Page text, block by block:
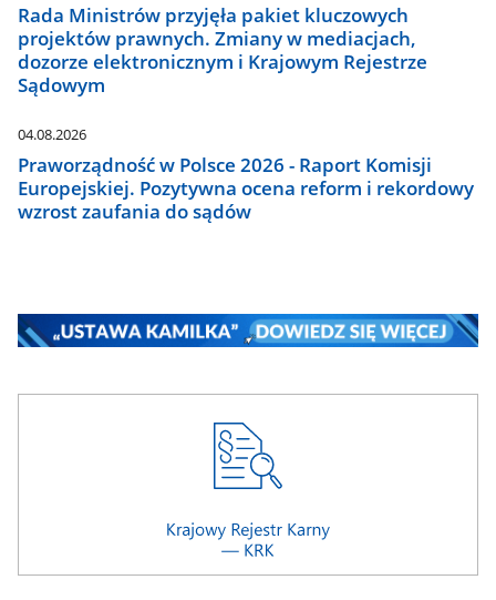
Rada Ministrów przyjęła pakiet kluczowych
projektów prawnych. Zmiany w mediacjach,
dozorze elektronicznym i Krajowym Rejestrze
Sądowym
04.08.2026
Praworządność w Polsce 2026 - Raport Komisji
Europejskiej. Pozytywna ocena reform i rekordowy
wzrost zaufania do sądów